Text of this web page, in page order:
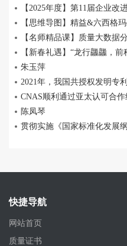
【2025年度】第11届企业改
【思维导图】精益&六西格
【名师精品课】质量大数据
朱玉萍
CNAS顺利通过亚太认可合
陈凤琴
贯彻实施《国家标准化发展
快捷导航
网站首页
质量证书